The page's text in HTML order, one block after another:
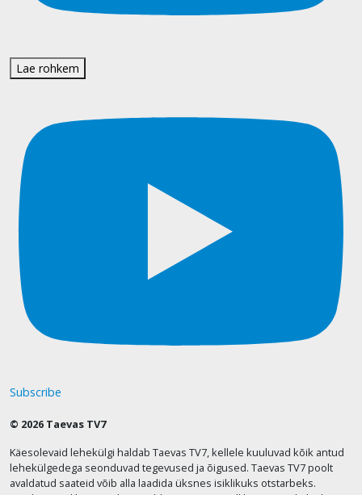
Lae rohkem
Subscribe
© 2026 Taevas TV7
Käesolevaid lehekülgi haldab Taevas TV7, kellele kuuluvad kõik antud
lehekülgedega seonduvad tegevused ja õigused. Taevas TV7 poolt
avaldatud saateid võib alla laadida üksnes isiklikuks otstarbeks.